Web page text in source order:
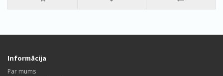
Informācija
Par mums